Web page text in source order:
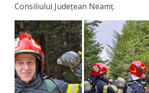
Consiliului Județean Neamț.